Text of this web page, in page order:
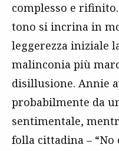
complesso e
tono si incrina in
leggerezza iniziale
malinconia più
disillusione. Annie
probabilmente da
sentimentale,
folla cittadina –